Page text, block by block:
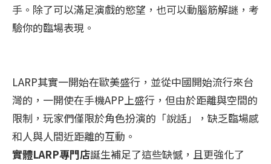
手。除了可以滿足演戲的慾望，也可以動腦筋解謎，考
驗你的臨場表現。
LARP其實一開始在歐美盛行，並從中國開始流行來台
灣的，一開使在手機APP上盛行，但由於距離與空間的
限制，玩家們僅限於角色扮演的「說話」，缺乏臨場感
和人與人間近距離的互動。
實體LARP專門店誕生補足了這些缺憾，且更強化了